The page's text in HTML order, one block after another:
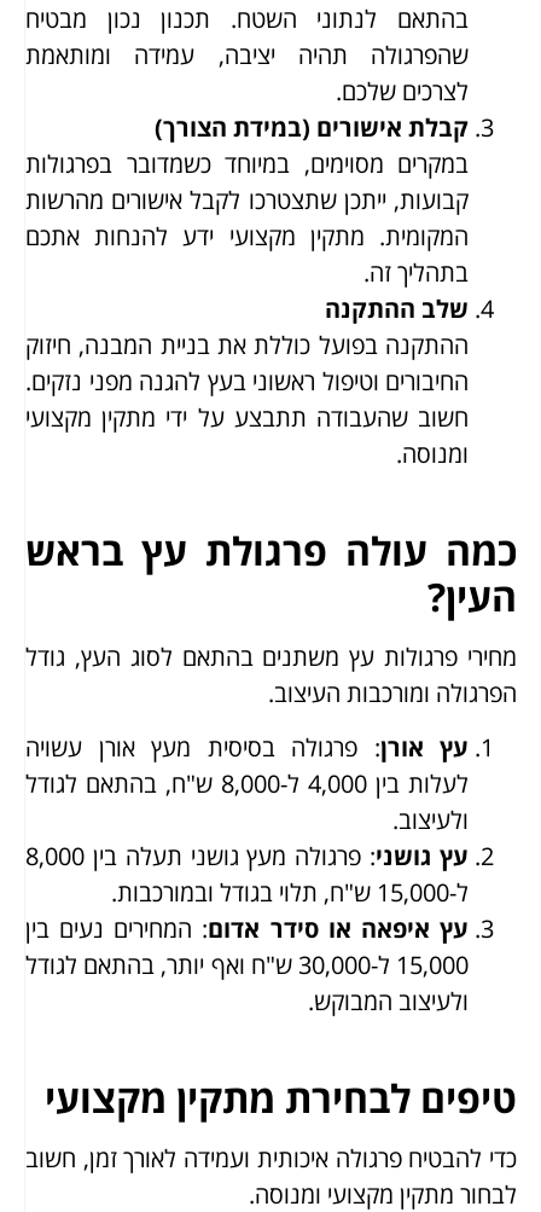
בהתאם לנתוני השטח. תכנון נכון מבטיח
שהפרגולה תהיה יציבה, עמידה ומותאמת
לצרכים שלכם.
קבלת אישורים (במידת הצורך)
במקרים מסוימים, במיוחד כשמדובר בפרגולות
קבועות, ייתכן שתצטרכו לקבל אישורים מהרשות
המקומית. מתקין מקצועי ידע להנחות אתכם
בתהליך זה.
שלב ההתקנה
ההתקנה בפועל כוללת את בניית המבנה, חיזוק
החיבורים וטיפול ראשוני בעץ להגנה מפני נזקים.
חשוב שהעבודה תתבצע על ידי מתקין מקצועי
ומנוסה.
כמה עולה פרגולת עץ בראש
העין?
מחירי פרגולות עץ משתנים בהתאם לסוג העץ, גודל
הפרגולה ומורכבות העיצוב.
עץ אורן: פרגולה בסיסית מעץ אורן עשויה
לעלות בין 4,000 ל-8,000 ש"ח, בהתאם לגודל
ולעיצוב.
עץ גושני
: פרגולה מעץ גושני תעלה בין 8,000
ל-15,000 ש"ח, תלוי בגודל ובמורכבות.
עץ איפאה או סידר אדום: המחירים נעים בין
15,000 ל-30,000 ש"ח ואף יותר, בהתאם לגודל
ולעיצוב המבוקש.
טיפים לבחירת מתקין מקצועי
כדי להבטיח פרגולה איכותית ועמידה לאורך זמן, חשוב
לבחור מתקין מקצועי ומנוסה.